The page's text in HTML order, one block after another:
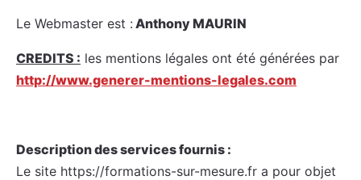
Le Webmaster est : Anthony MAURIN
CREDITS : les mentions légales ont été générées par
http://www.generer-mentions-legales.com
Description des services fournis :
Le site https://formations-sur-mesure.fr a pour objet